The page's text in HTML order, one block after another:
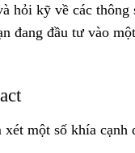
hỏi kỹ về các
đang đầu tư vào
một số khía cạnh